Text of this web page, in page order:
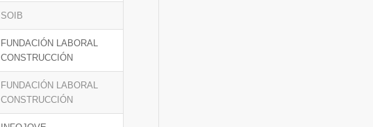
SOIB
FUNDACIÓN LABORAL
CONSTRUCCIÓN
FUNDACIÓN LABORAL
CONSTRUCCIÓN